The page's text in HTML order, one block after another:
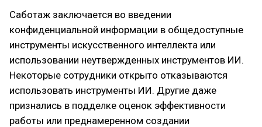
Саботаж заключается во введении
конфиденциальной информации в общедоступные
инструменты искусственного интеллекта или
использовании неутвержденных инструментов ИИ.
Некоторые сотрудники открыто отказываются
использовать инструменты ИИ. Другие даже
признались в подделке оценок эффективности
работы или преднамеренном создании